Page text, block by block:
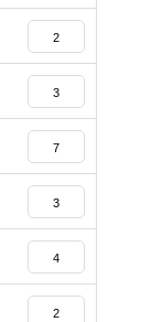
2
3
7
3
4
2